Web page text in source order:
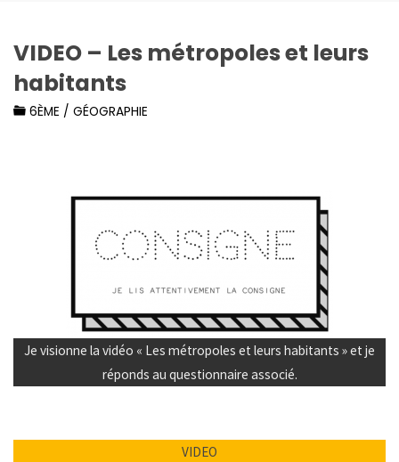
VIDEO – Les métropoles et leurs
habitants
6ÈME / GÉOGRAPHIE
Je visionne la vidéo « Les métropoles et leurs habitants » et je
réponds au questionnaire associé.
VIDEO